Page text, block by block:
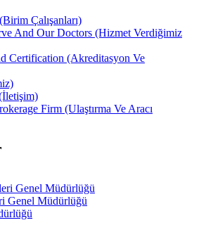
Çalışanları)
And Our Doctors (Hizmet Verdiğimiz
Certification (Akreditasyon Ve
Firm (Ulaştırma Ve Aracı
Genel Müdürlüğü
Genel Müdürlüğü